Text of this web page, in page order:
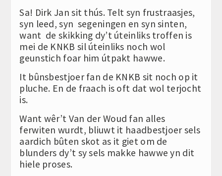
Sa! Dirk Jan sit thús. Telt syn frustraasjes,
syn leed, syn segeningen en syn sinten,
want de skikking dy’t úteinliks troffen is
mei de KNKB sil úteinliks noch wol
geunstich foar him útpakt hawwe.
It bûnsbestjoer fan de KNKB sit noch op it
pluche. En de fraach is oft dat wol terjocht
is.
Want wêr’t Van der Woud fan alles
ferwiten wurdt, bliuwt it haadbestjoer sels
aardich bûten skot as it giet om de
blunders dy’t sy sels makke hawwe yn dit
hiele proses.